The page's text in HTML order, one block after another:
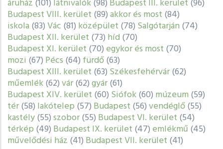
áruház (101) látnivalók(98) Budapest III. kerület (96)
Budapest VIII. kerület (89)akkor és most (84)
iskola (83)Vác (81) középület (78) Salgótarján (74)
Budapest XII. kerület (73) híd (70)
Budapest XI. kerület (70) egykor és most (70)
mozi (67) Pécs (64) fürdő(63)
Budapest XIII. kerület (63) Székesfehérvár(62)
műemlék(62)vár(62)gyár(61)
Budapest XIV. kerület (60) Siófok(60) múzeum (59)
tér(58) lakótelep (57) Budapest (56)vendéglő(55)
kastély(55)szobor(55) Budapest VI. kerület (54)
térkép (49) Budapest IX. kerület (47) emlékmű (45)
művelődési ház (41) Budapest VII. kerület (41)